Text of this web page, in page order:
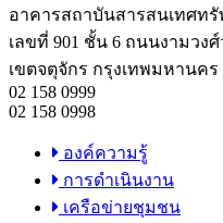
อาคารสถาบันสารสนเทศท
เลขที่ 901 ชั้น 6 ถนนงามวง
เขตจตุจักร กรุงเทพมหานคร
02 158 0999
02 158 0998
องค์ความรู้
การดำเนินงาน
เครือข่ายชุมชน